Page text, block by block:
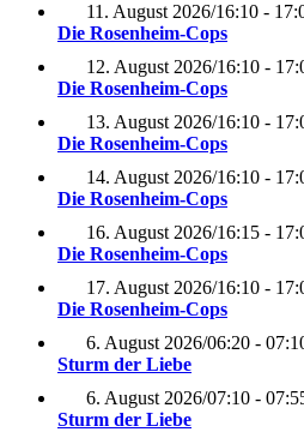
11. August 2026/16:10 -
Die Rosenheim-Cops
12. August 2026/16:10 -
Die Rosenheim-Cops
13. August 2026/16:10 -
Die Rosenheim-Cops
14. August 2026/16:10 -
Die Rosenheim-Cops
16. August 2026/16:15 -
Die Rosenheim-Cops
17. August 2026/16:10 -
Die Rosenheim-Cops
6. August 2026/06:20 -
Sturm der Liebe
6. August 2026/07:10 -
Sturm der Liebe